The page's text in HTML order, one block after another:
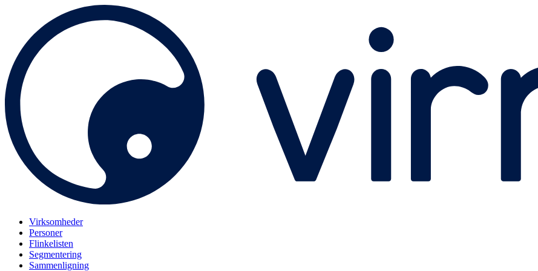
Virksomheder
Personer
Flinkelisten
Segmentering
Sammenligning